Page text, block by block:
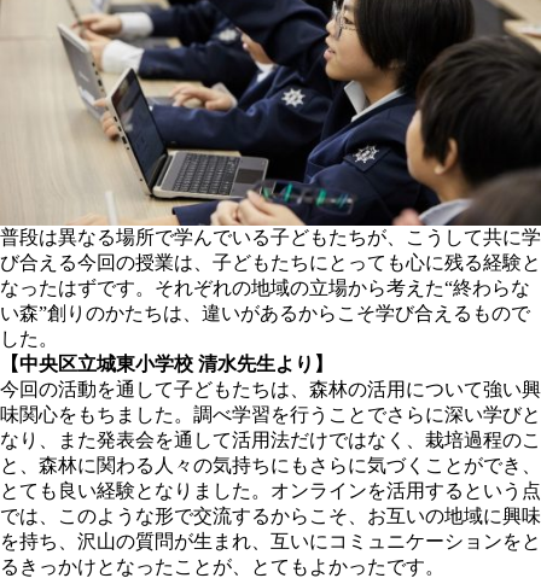
普段は異なる場所で学んでいる子どもたちが、こうして共に学
び合える今回の授業は、子どもたちにとっても心に残る経験と
なったはずです。それぞれの地域の立場から考えた“終わらな
い森”創りのかたちは、違いがあるからこそ学び合えるもので
した。
【中央区立城東小学校 清水先生より】
今回の活動を通して子どもたちは、森林の活用について強い興
味関心をもちました。調べ学習を行うことでさらに深い学びと
なり、また発表会を通して活用法だけではなく、栽培過程のこ
と、森林に関わる人々の気持ちにもさらに気づくことができ、
とても良い経験となりました。オンラインを活用するという点
では、このような形で交流するからこそ、お互いの地域に興味
を持ち、沢山の質問が生まれ、互いにコミュニケーションをと
るきっかけとなったことが、とてもよかったです。